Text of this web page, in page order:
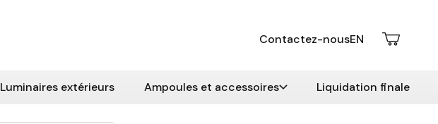
Contactez-nousEN
Luminaires extérieurs Ampoules et accessoires Liquidation finale